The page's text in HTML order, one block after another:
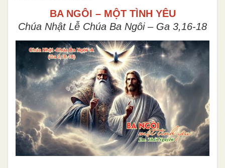
BA NGÔI – MỘT TÌNH YÊU
Chúa Nhật Lễ Chúa Ba Ngôi – Ga 3,16-18